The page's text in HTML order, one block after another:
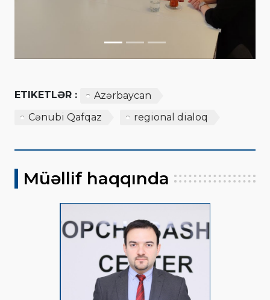
ETIKETLƏR :
Azərbaycan
Cənubi Qafqaz
regional dialoq
Müəllif haqqında